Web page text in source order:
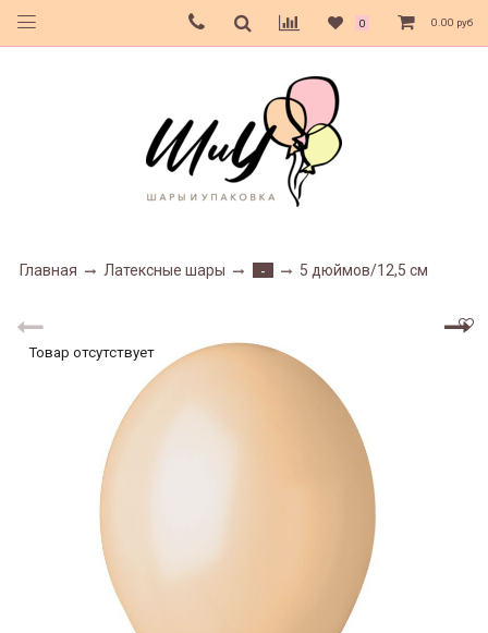
0 0.00 руб
Главная Латексные шары - 5 дюймов/12,5 см
Товар отсутствует